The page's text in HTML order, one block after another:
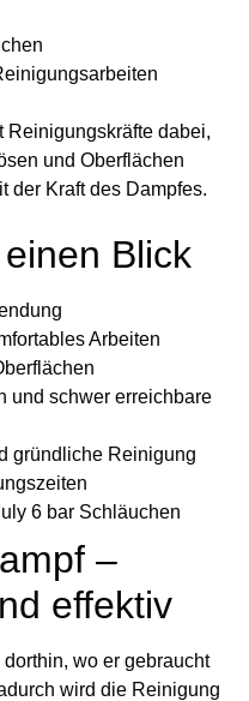
Reinigungskräfte dabei,
und Oberflächen
der Kraft des Dampfes.
Blick
Arbeiten
und schwer erreichbare
gründliche Reinigung
6 bar Schläuchen
–
effektiv
wo er gebraucht
wird die Reinigung